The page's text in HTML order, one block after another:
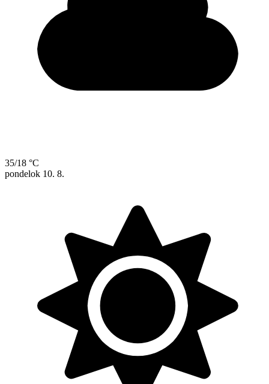
35/18 °C
pondelok 10. 8.